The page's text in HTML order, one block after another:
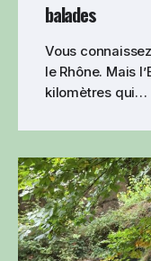
balades
Vous
le Rhône. Mais
kilomètres qui…